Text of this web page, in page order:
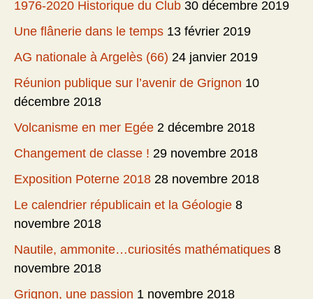
1976-2020 Historique du Club 30 décembre 2019
Une flânerie dans le temps 13 février 2019
AG nationale à Argelès (66) 24 janvier 2019
Réunion publique sur l’avenir de Grignon 10
décembre 2018
Volcanisme en mer Egée 2 décembre 2018
Changement de classe ! 29 novembre 2018
Exposition Poterne 2018 28 novembre 2018
Le calendrier républicain et la Géologie 8
novembre 2018
Nautile, ammonite…curiosités mathématiques 8
novembre 2018
Grignon, une passion 1 novembre 2018